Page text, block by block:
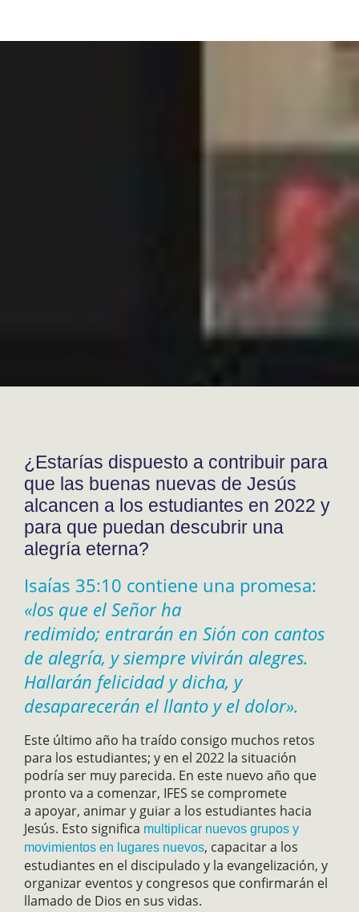
¿Estarías dispuesto a contribuir para
que las buenas nuevas de Jesús
alcancen a los estudiantes en 2022 y
para que puedan descubrir una
alegría eterna?
Isaías 35:10 contiene una promesa:
«los que el Señor ha
redimido; entrarán en Sión con cantos
de alegría, y siempre vivirán alegres.
Hallarán felicidad y dicha, y
desaparecerán el llanto y el dolor».
Este último año ha traído consigo muchos retos
para los estudiantes; y en el 2022 la situación
podría ser muy parecida. En este nuevo año que
pronto va a comenzar, IFES se compromete
a apoyar, animar y guiar a los estudiantes hacia
Jesús. Esto significa multiplicar nuevos grupos y
movimientos en lugares nuevos, capacitar a los
estudiantes en el discipulado y la evangelización, y
organizar eventos y congresos que confirmarán el
llamado de Dios en sus vidas.